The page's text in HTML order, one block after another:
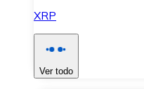
XRP
Ver todo